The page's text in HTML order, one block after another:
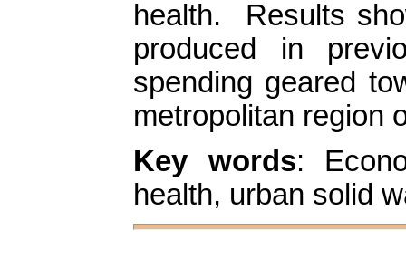
health. Results
produced in
spending geared
metropolitan region
Key words:
health, urban solid